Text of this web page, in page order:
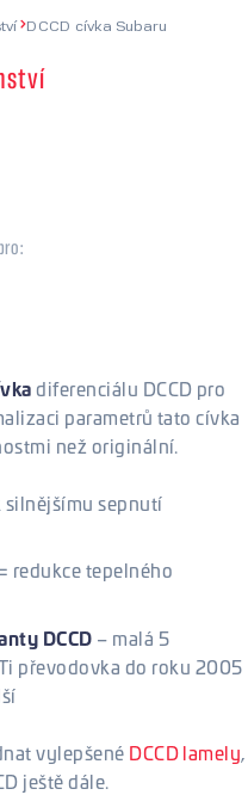
DCCD cívka Subaru
diferenciálu DCCD pro
parametrů tato cívka
než originální.
silnějšímu sepnutí
redukce tepelného
DCCD – malá 5
převodovka do roku 2005
vylepšené DCCD lamely,
ještě dále.